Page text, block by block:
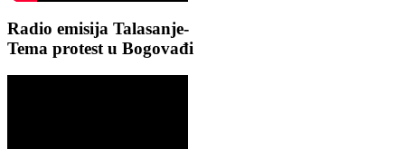
Radio emisija Talasanje-
Tema protest u Bogovađi